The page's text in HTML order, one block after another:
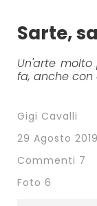
Sarte,
Un'arte
fa, anche
Gigi Cavalli
29 Agosto 2019
Commenti 7
Foto 6